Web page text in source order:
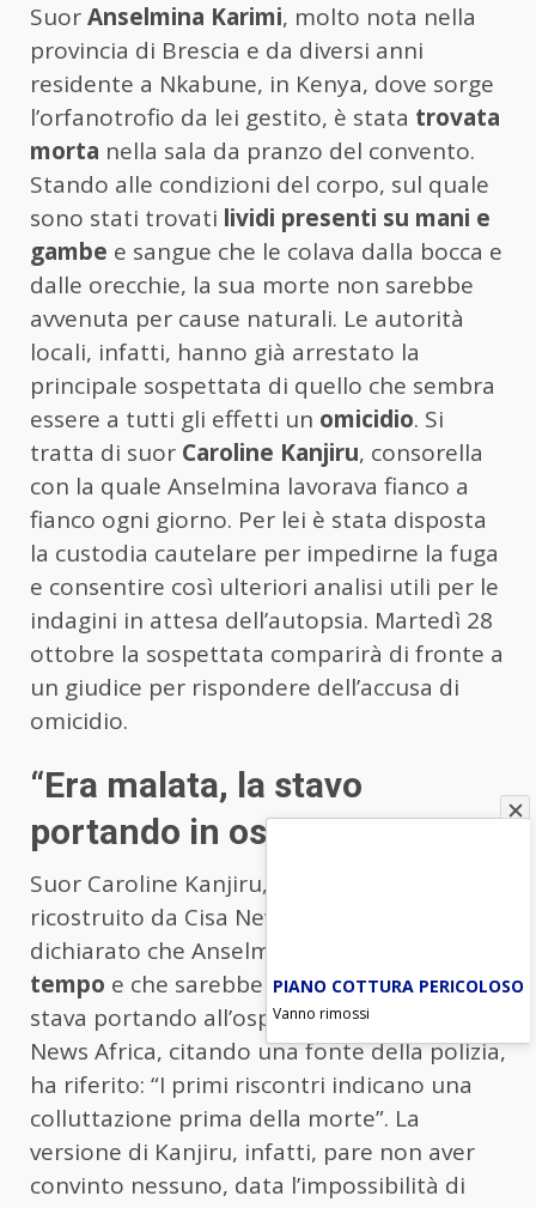
SuorAnselmina Karimi, molto nota nella
provincia di Brescia e da diversi anni
residente a Nkabune, in Kenya, dove sorge
l’orfanotrofio da lei gestito, è stata trovata
morta nella sala da pranzo del convento.
Stando alle condizioni del corpo, sul quale
sono stati trovati lividi presenti su mani e
gambe e sangue che le colava dalla bocca e
dalle orecchie, la sua morte non sarebbe
avvenuta per cause naturali. Le autorità
locali, infatti, hanno già arrestato la
principale sospettata di quello che sembra
essere a tutti gli effetti un omicidio. Si
tratta di suor Caroline Kanjiru, consorella
con la quale Anselmina lavorava fianco a
fianco ogni giorno. Per lei è stata disposta
la custodia cautelare per impedirne la fuga
e consentire così ulteriori analisi utili per le
indagini in attesa dell’autopsia. Martedì 28
ottobre la sospettata comparirà di fronte a
un giudice per rispondere dell’accusa di
omicidio.
“Era malata, la stavo
portando in ospedale”
Suor Caroline Kanjiru, secondo quanto
ricostruito da Cisa News Africa, avrebbe
dichiarato che Anselmina era
tempo e che sarebbe morta mentre la
stava portando all’ospedale di Nkubu. Cisa
News Africa, citando una fonte della polizia,
ha riferito: “I primi riscontri indicano una
colluttazione prima della morte”. La
versione di Kanjiru, infatti, pare non aver
convinto nessuno, data l’impossibilità di
PIANO COTTURA PERICOLOSO
Vanno rimossi